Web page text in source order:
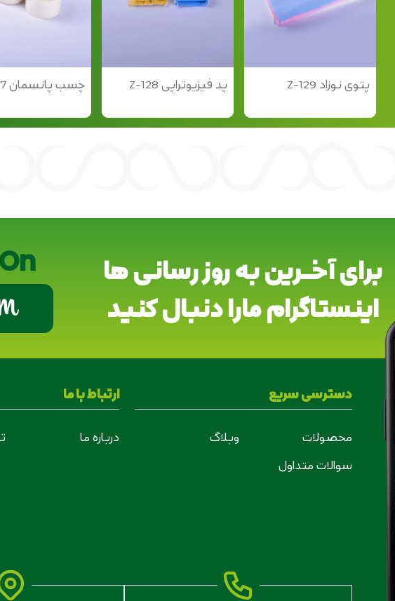
پتوی نوزاد Z-129 پد فیزیوتراپی Z-128 چسب پانسمان Z-127
برای آخــرین به روز رسانی ها
اینستاگرام مارا دنبال کنید
دسترسی سریع
محصولات
وبلاگ
سوالات متداول
ارتباط با ما
درباره ما